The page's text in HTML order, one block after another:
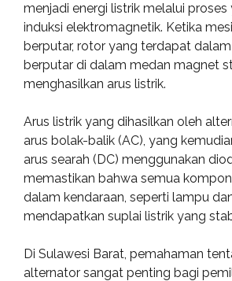
menjadi energi listrik melalui
induksi elektromagnetik. Ketika
berputar, rotor yang terdapat
berputar di dalam medan magnet
menghasilkan arus listrik.
Arus listrik yang dihasilkan oleh
arus bolak-balik (AC), yang
arus searah (DC) menggunakan
memastikan bahwa semua
dalam kendaraan, seperti lampu
mendapatkan suplai listrik yang
Di Sulawesi Barat, pemahaman
alternator sangat penting bagi